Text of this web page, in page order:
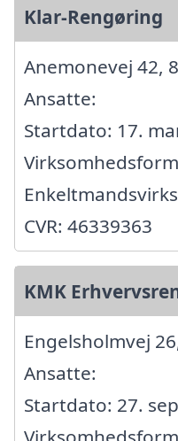
Klar-Rengøring
Anemonevej 42,
Ansatte:
Startdato: 17.
CVR: 46339363
KMK
Engelsholmvej
Ansatte:
Startdato: 27.